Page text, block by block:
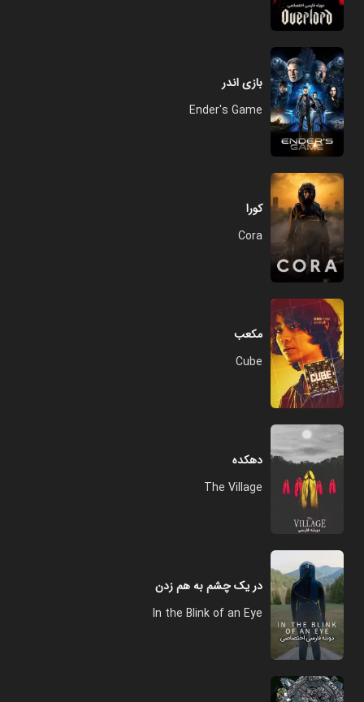
بازی اندر
Ender's Game
کورا
Cora
مکعب
Cube
دهکده
The Village
در یک چشم به هم زدن
In the Blink of an Eye